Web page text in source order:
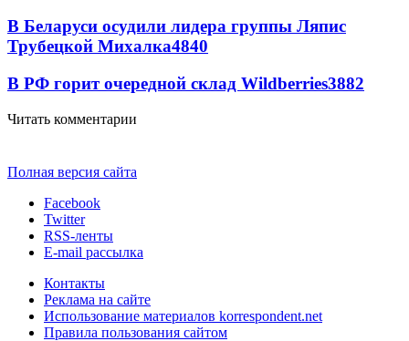
В Беларуси осудили лидера группы Ляпис
Трубецкой Михалка4840
В РФ горит очередной склад Wildberries3882
Читать комментарии
Полная версия сайта
Facebook
Twitter
RSS-ленты
E-mail рассылка
Контакты
Реклама на сайте
Использование материалов korrespondent.net
Правила пользования сайтом